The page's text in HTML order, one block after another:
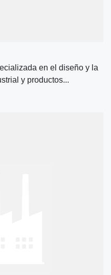
en el diseño y la
y productos...